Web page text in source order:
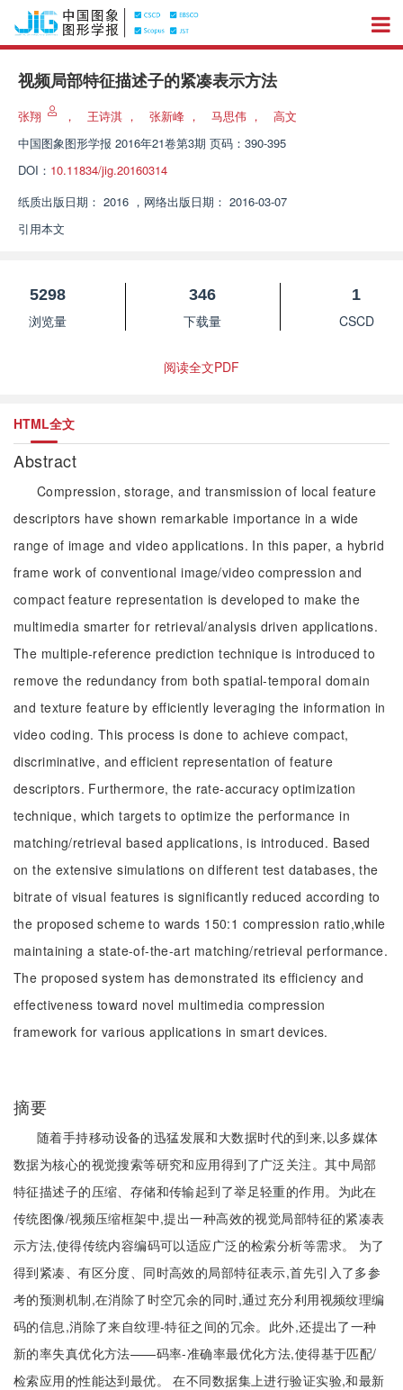
视频局部特征描述子的紧凑表示方法
张翔 ， 王诗淇 ， 张新峰 ， 马思伟 ，
高文
中国图象图形学报 2016年21卷第3期 页码：390-395
DOI： 10.11834/jig.20160314
纸质出版日期： 2016 ， 网络出版日期： 2016-03-07
引用本文
5298
浏览量
346
下载量
1
CSCD
阅读全文PDF
HTML全文
Abstract
Compression, storage, and transmission of local feature
descriptors have shown remarkable importance in a wide
range of image and video applications. In this paper, a hybrid
frame work of conventional image/video compression and
compact feature representation is developed to make the
multimedia smarter for retrieval/analysis driven applications.
The multiple-reference prediction technique is introduced to
remove the redundancy from both spatial-temporal domain
and texture feature by efficiently leveraging the information in
video coding. This process is done to achieve compact,
discriminative, and efficient representation of feature
descriptors. Furthermore, the rate-accuracy optimization
technique, which targets to optimize the performance in
matching/retrieval based applications, is introduced. Based
on the extensive simulations on different test databases, the
bitrate of visual features is significantly reduced according to
the proposed scheme to wards 150:1 compression ratio,while
maintaining a state-of-the-art matching/retrieval performance.
The proposed system has demonstrated its efficiency and
effectiveness toward novel multimedia compression
framework for various applications in smart devices.
摘要
随着手持移动设备的迅猛发展和大数据时代的到来,以多媒体
数据为核心的视觉搜索等研究和应用得到了广泛关注。其中局部
特征描述子的压缩、存储和传输起到了举足轻重的作用。为此在
传统图像/视频压缩框架中,提出一种高效的视觉局部特征的紧凑表
示方法,使得传统内容编码可以适应广泛的检索分析等需求。 为了
得到紧凑、有区分度、同时高效的局部特征表示,首先引入了多参
考的预测机制,在消除了时空冗余的同时,通过充分利用视频纹理编
码的信息,消除了来自纹理-特征之间的冗余。此外,还提出了一种
新的率失真优化方法——码率-准确率最优化方法,使得基于匹配/
检索应用的性能达到最优。 在不同数据集上进行验证实验,和最新